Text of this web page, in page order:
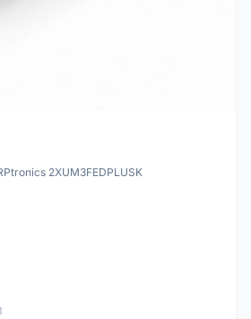
2XUM3FEDPLUSK